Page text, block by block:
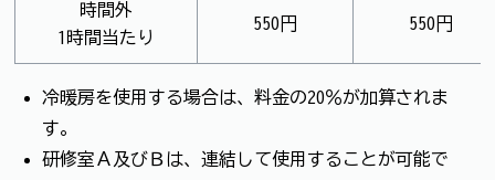
時間外
1時間当たり
550円 550円
冷暖房を使用する場合は、料金の20％が加算されま
す。
研修室Ａ及びＢは、連結して使用することが可能で